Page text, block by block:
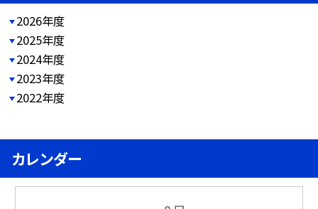
2026年度
2025年度
2024年度
2023年度
2022年度
カレンダー